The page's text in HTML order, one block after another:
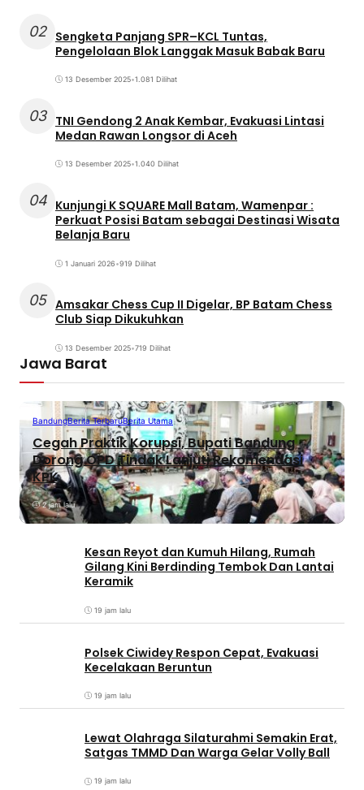
02 Sengketa Panjang SPR–KCL Tuntas,
Pengelolaan Blok Langgak Masuk Babak Baru
13 Desember 2025•1.081 Dilihat
03 TNI Gendong 2 Anak Kembar, Evakuasi Lintasi
Medan Rawan Longsor di Aceh
13 Desember 2025•1.040 Dilihat
04 Kunjungi K SQUARE Mall Batam, Wamenpar :
Perkuat Posisi Batam sebagai Destinasi Wisata
Belanja Baru
1 Januari 2026•919 Dilihat
05 Amsakar Chess Cup II Digelar, BP Batam Chess
Club Siap Dikukuhkan
13 Desember 2025•719 Dilihat
Jawa Barat
BandungBerita TerbaruBerita Utama
Cegah Praktik Korupsi, Bupati Bandung
Dorong OPD Tindak Lanjuti Rekomendasi
KPK
2 jam lalu
Kesan Reyot dan Kumuh Hilang, Rumah
Gilang Kini Berdinding Tembok Dan Lantai
Keramik
19 jam lalu
Polsek Ciwidey Respon Cepat, Evakuasi
Kecelakaan Beruntun
19 jam lalu
Lewat Olahraga Silaturahmi Semakin Erat,
Satgas TMMD Dan Warga Gelar Volly Ball
19 jam lalu